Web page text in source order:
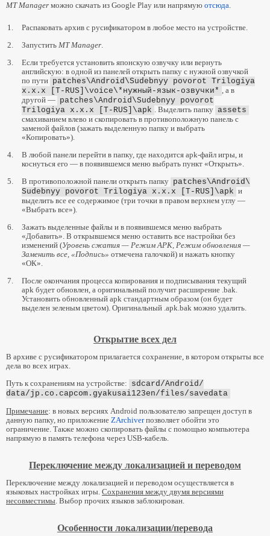
Metal Gear Solid 2: Substance
Silent Hill 2: Director’s Cut
Quake
Resident Evil
Resident Evil 2
Resident Evil 3: Nemesis
Прочее
История создания Crash Bandicoot
Странная, но правдивая история перевода
MGS на английский
Обратная связь
Закрыть
MT Manager можно скачать из Google Play или напрямую отсюда
1.
Распаковать архив с русификатором в любое место на устройстве.
2.
Запустить MT Manager
3.
Если требуется установить японскую озвучку или вернуть
английскую: в одной из панелей открыть папку с нужной озвучкой
по пути patches\Android\Sudebnyy povorot Trilogiya
x.x.x [T-RUS]\voice\*нужный-язык-озвучки*
, а в
другой — patches\Android\Sudebnyy povorot
Trilogiya x.x.x [T-RUS]\apk . Выделить папку assets
смахиванием влево и скопировать в противоположную панель с
заменой файлов (зажать выделенную папку и выбрать
«Копировать»).
4.
В любой панели перейти в папку, где находится apk-файл игры, и
коснуться его — в появившемся меню выбрать пункт «Открыть».
5.
В противоположной панели открыть папку patches\Android\
Sudebnyy povorot Trilogiya x.x.x [T-RUS]\apk и
выделить все ее содержимое (три точки в правом верхнем углу —
«Выбрать все»).
6.
Зажать выделенные файлы и в появившемся меню выбрать
«Добавить». В открывшемся меню оставить все настройки без
изменений (Уровень сжатия — Режим APK, Режим обновления —
Заменить все, «Подпись» отмечена галочкой) и нажать кнопку
«ОК».
7.
После окончания процесса копирования и подписывания текущий
apk будет обновлен, а оригинальный получит расширение .bak.
Установить обновленный apk стандартным образом (он будет
выделен зеленым цветом). Оригинальный .apk.bak можно удалить.
Открытие всех дел
В архиве с русификатором прилагается сохранение, в котором открыты все
дела во всех играх.
Путь к сохранениям на устройстве: sdcard/Android/
data/jp.co.capcom.gyakusai123en/files/savedata
Примечание: в новых версиях Android пользователю запрещен доступ в
данную папку, но приложение ZArchiverпозволяет обойти это
ограничение. Также можно скопировать файлы с помощью компьютера
напрямую в память телефона через USB-кабель.
Переключение между локализацией и переводом
Переключение между локализацией и переводом осуществляется в
языковых настройках игры. Сохранения между двумя версиями
несовместимы. Выбор прочих языков заблокирован.
Особенности локализации/перевода